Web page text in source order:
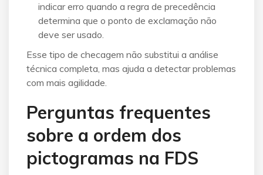
indicar erro quando a regra de precedência
determina que o ponto de exclamação não
deve ser usado.
Esse tipo de checagem não substitui a análise
técnica completa, mas ajuda a detectar problemas
com mais agilidade.
Perguntas frequentes
sobre a ordem dos
pictogramas na FDS